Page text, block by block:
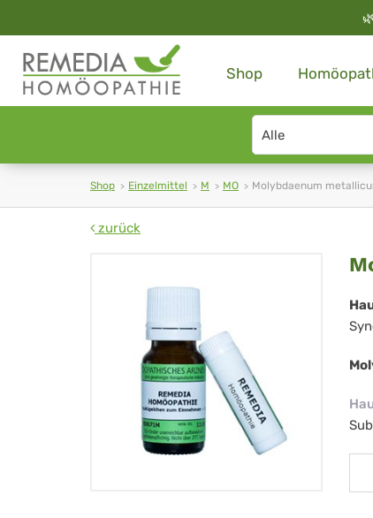
Shop
Search
type
Shop Einzelmittel M MO Molybdaenum
zurück